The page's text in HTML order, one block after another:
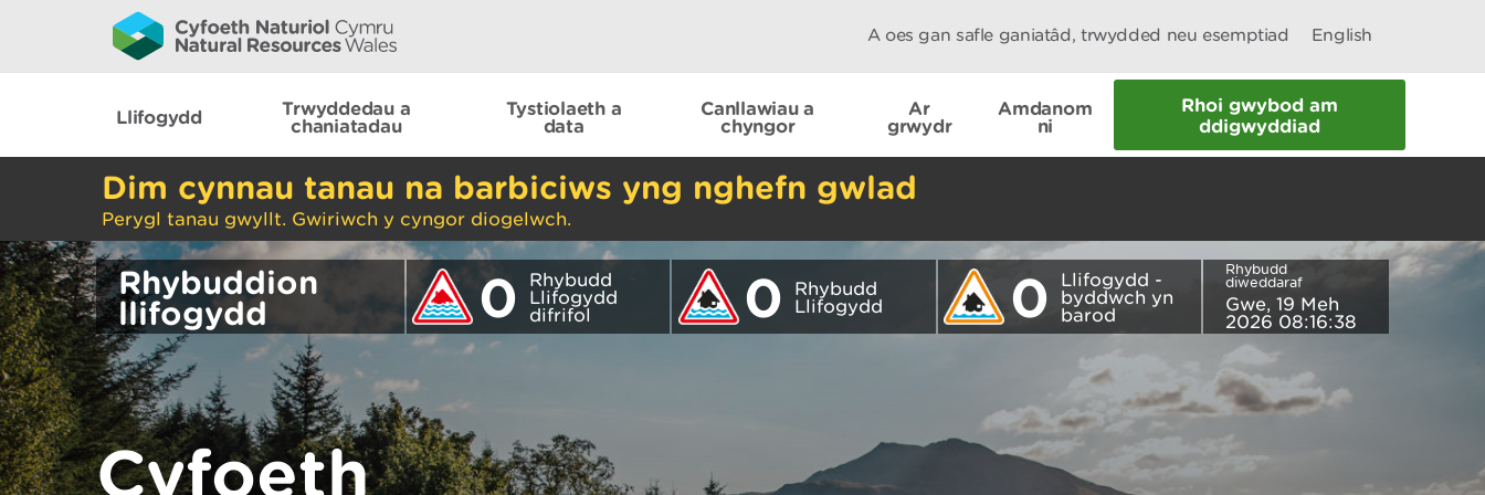
A oes gan safle ganiatâd, trwydded neu esemptiad English
Llifogydd
Trwyddedau a
chaniatadau
Tystiolaeth a
data
Canllawiau a
chyngor
Ar
grwydr
Amdanom
ni
Rhoi gwybod am
ddigwyddiad
Dim cynnau tanau na barbiciws yng nghefn gwlad
Perygl tanau gwyllt. Gwiriwch y cyngor diogelwch.
Rhybuddion
llifogydd
0
Rhybudd
Llifogydd
difrifol
0
Rhybudd
Llifogydd
0
Llifogydd -
byddwch yn
barod
Rhybudd
diweddaraf
Gwe, 19 Meh
2026 08:16:38
Cyfoeth